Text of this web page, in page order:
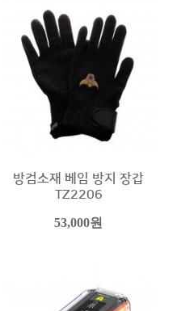
방검소재 베임 방지 장갑
TZ2206
53,000원